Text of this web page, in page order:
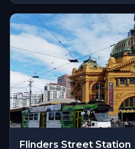
Flinders Street Station